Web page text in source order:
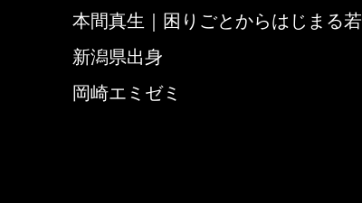
本間真生｜困りごとからはじまる
新潟県出身
岡崎エミゼミ